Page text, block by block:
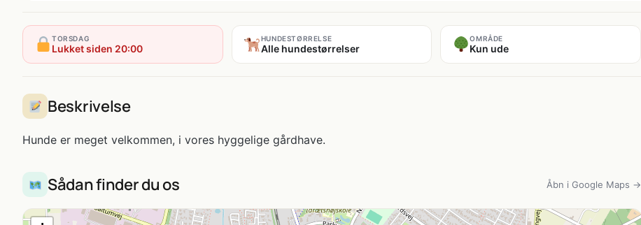
TORSDAG
Lukket siden 20:00
HUNDESTØRRELSE
Alle hundestørrelser
OMRÅDE
Kun ude
Beskrivelse
Hunde er meget velkommen, i vores hyggelige gårdhave.
Sådan finder du os Åbn i Google Maps →